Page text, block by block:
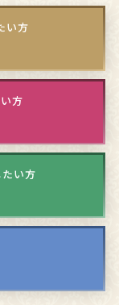
い方
方
い方